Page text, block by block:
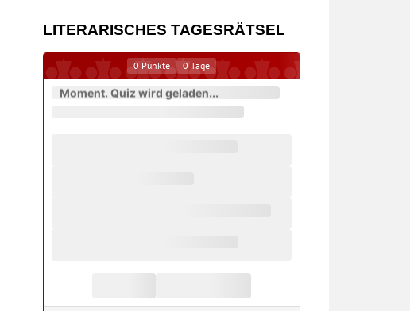
LITERARISCHES TAGESRÄTSEL
0 Punkte 0 Tage
Moment. Quiz wird geladen...